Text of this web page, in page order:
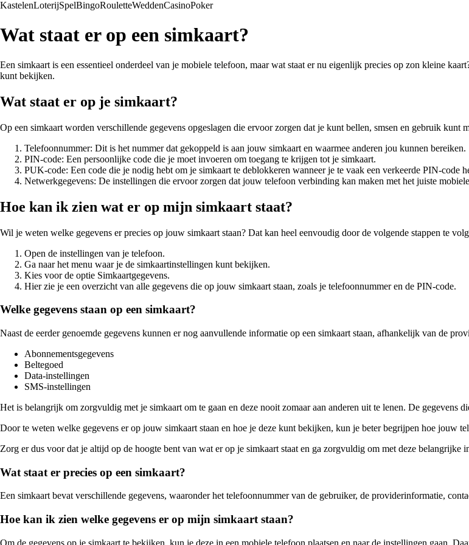
KastelenLoterijSpelBingoRouletteWeddenCasinoPoker
Wat staat er op een simkaart?
Een simkaart is een essentieel onderdeel van je mobiele telefoon, maar wat staat er nu eigenlijk precies op zon kleine
kunt bekijken.
Wat staat er op je simkaart?
Op een simkaart worden verschillende gegevens opgeslagen die ervoor zorgen dat je kunt bellen, smsen en gebruik
Telefoonnummer: Dit is het nummer dat gekoppeld is aan jouw simkaart en waarmee anderen jou kunnen bereiken.
PIN-code: Een persoonlijke code die je moet invoeren om toegang te krijgen tot je simkaart.
PUK-code: Een code die je nodig hebt om je simkaart te deblokkeren wanneer je te vaak een verkeerde PIN-code
Netwerkgegevens: De instellingen die ervoor zorgen dat jouw telefoon verbinding kan maken met het juiste
Hoe kan ik zien wat er op mijn simkaart staat?
Wil je weten welke gegevens er precies op jouw simkaart staan? Dat kan heel eenvoudig door de volgende stappen te
Open de instellingen van je telefoon.
Ga naar het menu waar je de simkaartinstellingen kunt bekijken.
Kies voor de optie Simkaartgegevens.
Hier zie je een overzicht van alle gegevens die op jouw simkaart staan, zoals je telefoonnummer en de PIN-code.
Welke gegevens staan op een simkaart?
Naast de eerder genoemde gegevens kunnen er nog aanvullende informatie op een simkaart staan, afhankelijk van de
Abonnementsgegevens
Beltegoed
Data-instellingen
SMS-instellingen
Het is belangrijk om zorgvuldig met je simkaart om te gaan en deze nooit zomaar aan anderen uit te lenen. De gegevens
Door te weten welke gegevens er op jouw simkaart staan en hoe je deze kunt bekijken, kun je beter begrijpen hoe jouw
Zorg er dus voor dat je altijd op de hoogte bent van wat er op je simkaart staat en ga zorgvuldig om met deze belangrijke
Wat staat er precies op een simkaart?
Een simkaart bevat verschillende gegevens, waaronder het telefoonnummer van de gebruiker, de providerinformatie,
Hoe kan ik zien welke gegevens er op mijn simkaart staan?
Om de gegevens op je simkaart te bekijken, kun je deze in een mobiele telefoon plaatsen en naar de instellingen gaan.